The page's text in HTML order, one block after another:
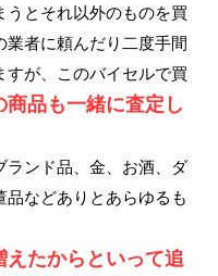
うとそれ以外のものを買
者に頼んだり二度手間
が、このバイセルで買
商品も一緒に査定し
ランド品、金、お酒、ダ
などありとあらゆるも
たからといって追